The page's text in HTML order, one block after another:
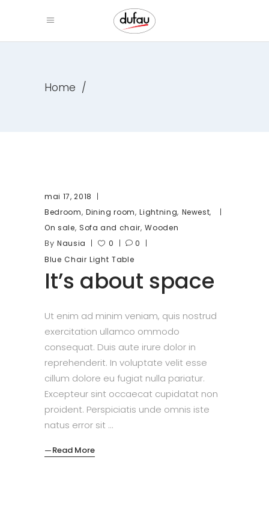
Home /
mai 17, 2018
Bedroom, Dining room,Lightning, Newest,
On sale, Sofa and chair,Wooden
By Nausia 0
0
Blue Chair Light Table
It’s about space
Ut enim ad minim veniam, quis nostrud
exercitation ullamco ommodo
consequat. Duis aute irure dolor in
reprehenderit. In voluptate velit esse
cillum dolore eu fugiat nulla pariatur.
Excepteur sint occaecat cupidatat non
proident. Perspiciatis unde omnis iste
natus error sit
Read More